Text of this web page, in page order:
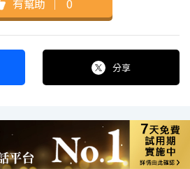
有幫助 ｜ 0
分享